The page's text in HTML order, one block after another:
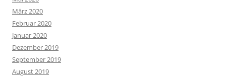
März 2020
Februar 2020
Januar 2020
Dezember 2019
September 2019
August 2019